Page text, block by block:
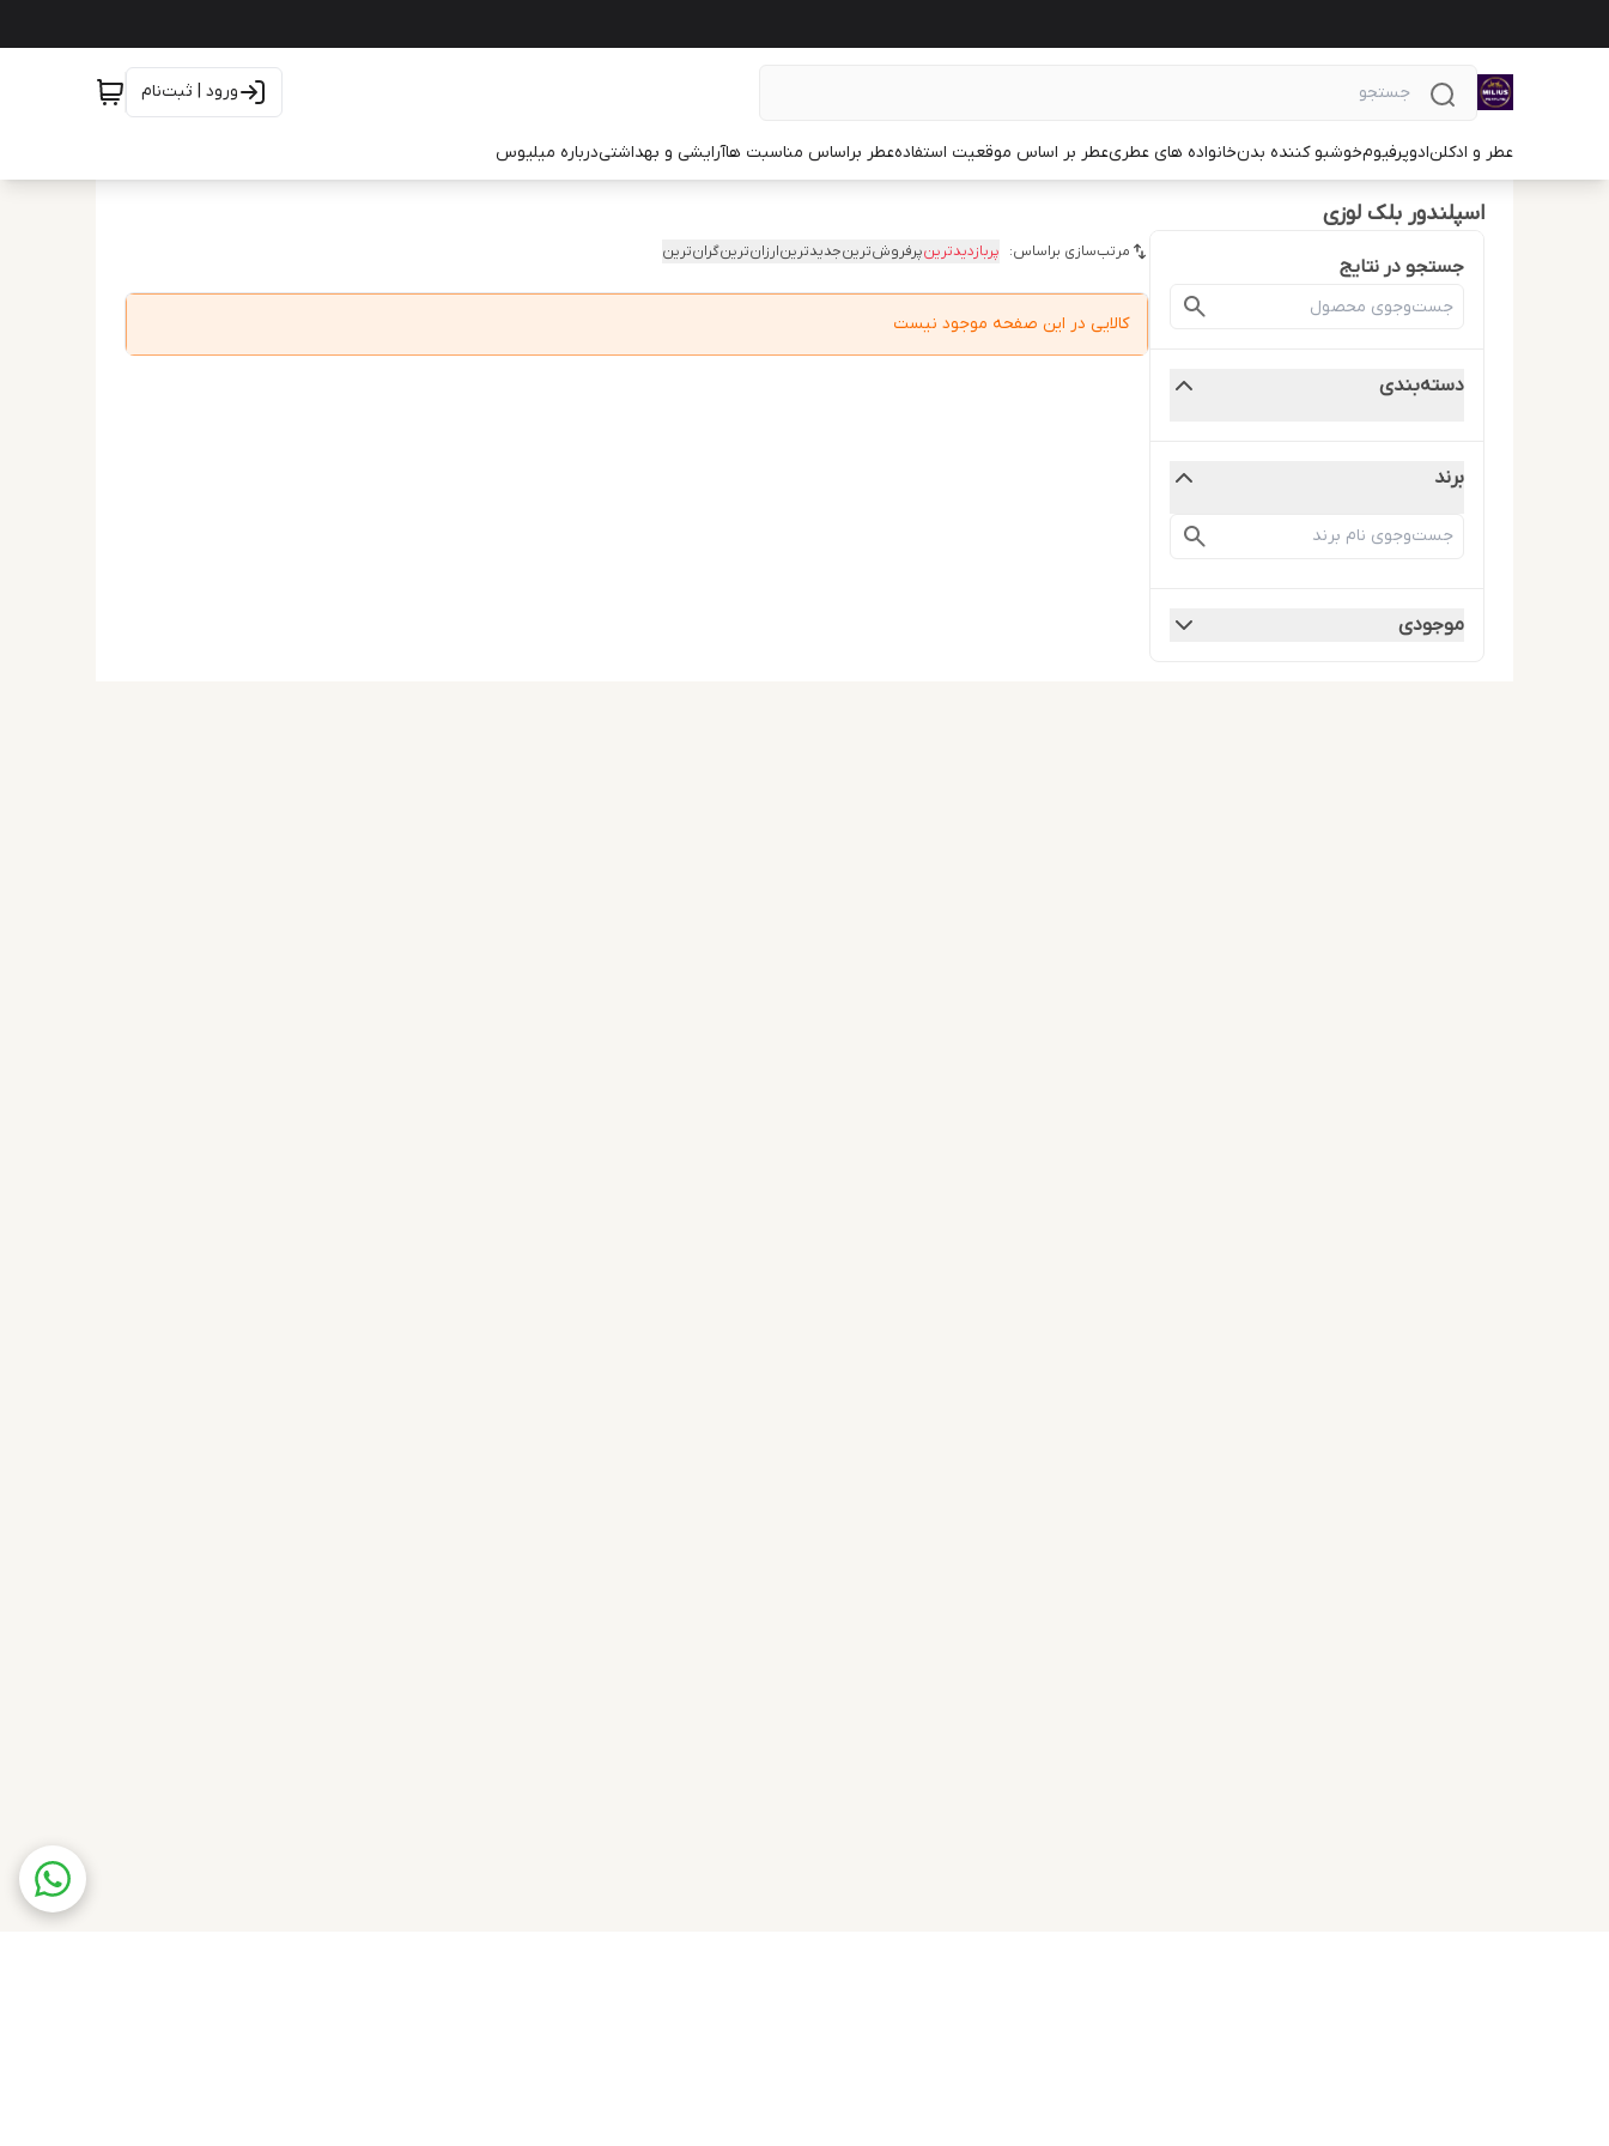
ورود | ثبت‌نام
عطر و ادکلنادوپرفیومخوشبو کننده بدنخانواده های عطریعطر بر اساس موقعیت استفادهعطر براساس مناسبت هاآرایشی و بهداشتیدرباره میلیوس
اسپلندور بلک لوزی
جستجو در نتایج
دسته‌بندی
برند
موجودی
مرتب‌سازی براساس: پربازدیدترینپرفروش‌ترینجدیدترینارزان‌ترینگران‌ترین
کالایی در این صفحه موجود نیست